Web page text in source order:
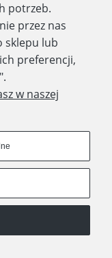
PROMIC
potrzeb.
przez nas
sklepu lub
preferencji,
w naszej